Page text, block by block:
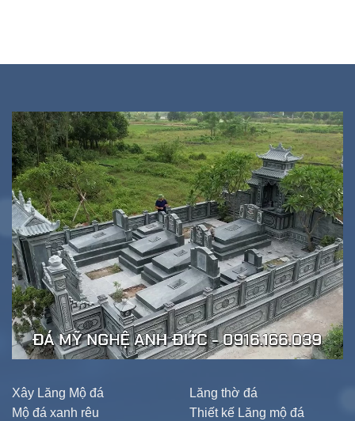
Xây Lăng Mộ đá
Mộ đá xanh rêu
Lăng thờ đá
Thiết kế Lăng mộ đá